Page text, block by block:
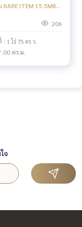
ITEM 15.5MB
206
1 ไร่ 75 ตร.ว.
ตร.ม.
จ